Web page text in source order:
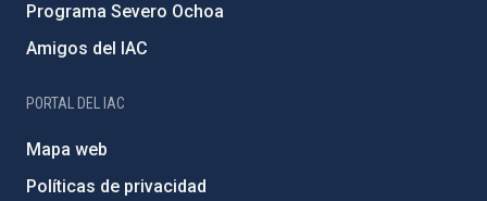
Programa Severo Ochoa
Amigos del IAC
PORTAL DEL IAC
Mapa web
Políticas de privacidad